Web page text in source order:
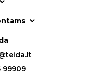
99909